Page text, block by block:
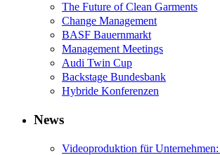
The Future of Clean Garments
Change Management
BASF Bauernmarkt
Management Meetings
Audi Twin Cup
Backstage Bundesbank
Hybride Konferenzen
News
Videoproduktion für